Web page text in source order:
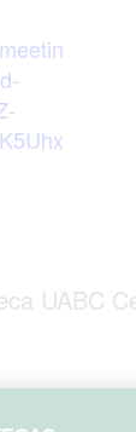
UABC